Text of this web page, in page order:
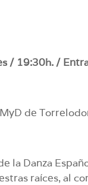
/ 19:30h. /
de
la Danza
raíces, al